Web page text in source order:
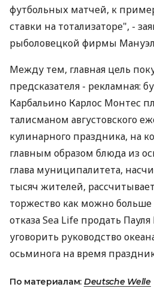
футбольных матчей, к
ставки на тотализаторе", -
рыболовецкой фирмы
Между тем, главная цель
предсказателя - рекламная:
Карбальино Карлос Монтес
талисманом августовского
кулинарного праздника, на
главным образом блюда из
глава муниципалитета,
тысяч жителей,
торжество как можно больше
отказа Sea Life продать
уговорить руководство
осьминога на время
По материалам: Deutsche Welle